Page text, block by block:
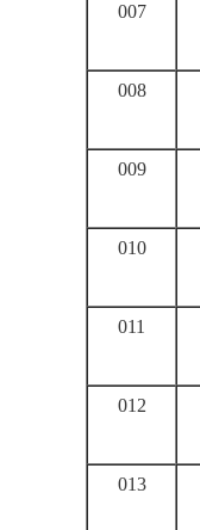
007
008
009
010
011
012
013